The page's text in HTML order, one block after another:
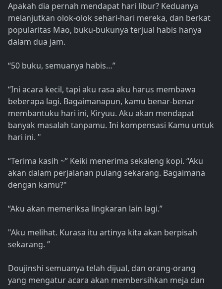
Apakah dia pernah mendapat hari libur? Keduanya
melanjutkan olok-olok sehari-hari mereka, dan berkat
popularitas Mao, buku-bukunya terjual habis hanya
dalam dua jam.
“50 buku, semuanya habis…”
“Ini acara kecil, tapi aku rasa aku harus membawa
beberapa lagi. Bagaimanapun, kamu benar-benar
membantuku hari ini, Kiryuu. Aku akan mendapat
banyak masalah tanpamu. Ini kompensasi Kamu untuk
hari ini. "
“Terima kasih ~” Keiki menerima sekaleng kopi. “Aku
akan dalam perjalanan pulang sekarang. Bagaimana
dengan kamu?"
“Aku akan memeriksa lingkaran lain lagi.”
"Aku melihat. Kurasa itu artinya kita akan berpisah
sekarang. ”
Doujinshi semuanya telah dijual, dan orang-orang
yang mengatur acara akan membersihkan meja dan